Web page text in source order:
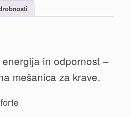
in odpornost –
mešanica za krave.